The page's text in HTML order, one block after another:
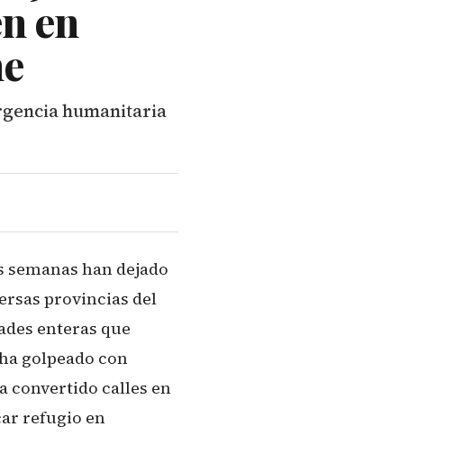
en
humanitaria
han dejado
provincias del
enteras que
golpeado con
convertido calles en
refugio en